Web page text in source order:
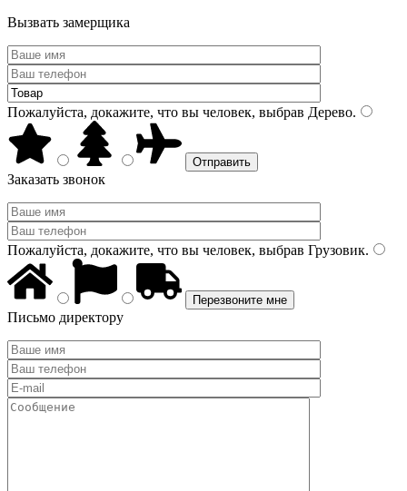
Вызвать замерщика
Пожалуйста, докажите, что вы человек, выбрав Дерево.
Заказать звонок
Пожалуйста, докажите, что вы человек, выбрав Грузовик.
Письмо директору